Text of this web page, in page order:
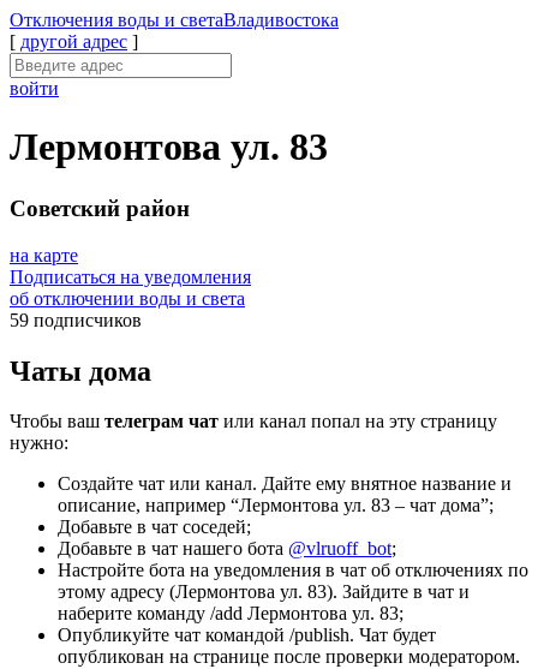
Отключения воды и светаВладивостока
[ другой адрес ]
войти
Лермонтова ул. 83
Советский район
на карте
Подписаться на уведомления
об отключении воды и света
59 подписчиков
Чаты дома
Чтобы ваш телеграм чат или канал попал на эту страницу
нужно:
Создайте чат или канал. Дайте ему внятное название и
описание, например “Лермонтова ул. 83 – чат дома”;
Добавьте в чат соседей;
Добавьте в чат нашего бота @vlruoff_bot;
Настройте бота на уведомления в чат об отключениях по
этому адресу (Лермонтова ул. 83). Зайдите в чат и
наберите команду /add Лермонтова ул. 83;
Опубликуйте чат командой /publish. Чат будет
опубликован на странице после проверки модератором.